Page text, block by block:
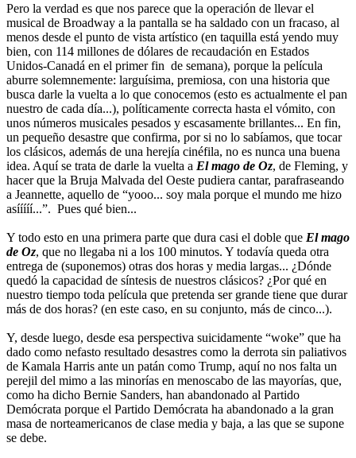
Pero la verdad es que nos parece que la operación de llevar el
musical de Broadway a la pantalla se ha saldado con un fracaso, al
menos desde el punto de vista artístico (en taquilla está yendo muy
bien, con 114 millones de dólares de recaudación en Estados
Unidos-Canadá en el primer fin de semana), porque la película
aburre solemnemente: larguísima, premiosa, con una historia que
busca darle la vuelta a lo que conocemos (esto es actualmente el pan
nuestro de cada día...), políticamente correcta hasta el vómito, con
unos números musicales pesados y escasamente brillantes... En fin,
un pequeño desastre que confirma, por si no lo sabíamos, que tocar
los clásicos, además de una herejía cinéfila, no es nunca una buena
idea. Aquí se trata de darle la vuelta a El mago de Oz, de Fleming, y
hacer que la Bruja Malvada del Oeste pudiera cantar, parafraseando
a Jeannette, aquello de “yooo... soy mala porque el mundo me hizo
asííííí...”. Pues qué bien...
Y todo esto en una primera parte que dura casi el doble que El mago
de Oz, que no llegaba ni a los 100 minutos. Y todavía queda otra
entrega de (suponemos) otras dos horas y media largas... ¿Dónde
quedó la capacidad de síntesis de nuestros clásicos? ¿Por qué en
nuestro tiempo toda película que pretenda ser grande tiene que durar
más de dos horas? (en este caso, en su conjunto, más de cinco...).
Y, desde luego, desde esa perspectiva suicidamente “woke” que ha
dado como nefasto resultado desastres como la derrota sin paliativos
de Kamala Harris ante un patán como Trump, aquí no nos falta un
perejil del mimo a las minorías en menoscabo de las mayorías, que,
como ha dicho Bernie Sanders, han abandonado al Partido
Demócrata porque el Partido Demócrata ha abandonado a la gran
masa de norteamericanos de clase media y baja, a las que se supone
se debe.